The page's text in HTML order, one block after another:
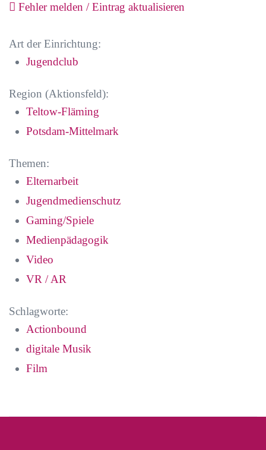
Fehler melden / Eintrag aktualisieren
Art der Einrichtung:
Jugendclub
Region (Aktionsfeld):
Teltow-Fläming
Potsdam-Mittelmark
Themen:
Elternarbeit
Jugendmedienschutz
Gaming/Spiele
Medienpädagogik
Video
VR / AR
Schlagworte:
Actionbound
digitale Musik
Film